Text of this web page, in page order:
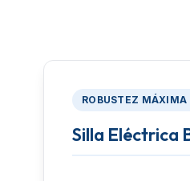
ROBUSTEZ MÁXIMA
Silla Eléctrica